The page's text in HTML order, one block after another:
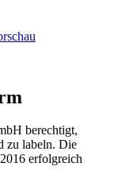
berechtigt,
zu labeln. Die
erfolgreich